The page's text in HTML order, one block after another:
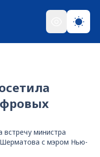
встречу министра
с мэром Нью-